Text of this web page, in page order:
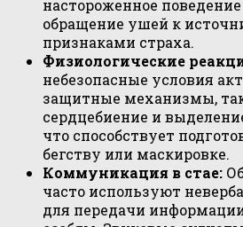
настороженное поведение
обращение ушей к
признаками страха.
Физиологические
небезопасные условия
защитные механизмы,
сердцебиение и
что способствует
бегству или маскировке.
Коммуникация в стае:
часто используют
для передачи